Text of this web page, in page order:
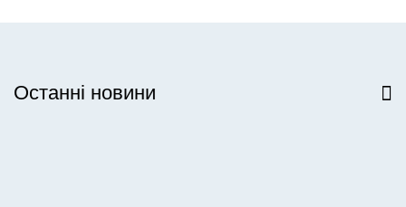
Останні новини